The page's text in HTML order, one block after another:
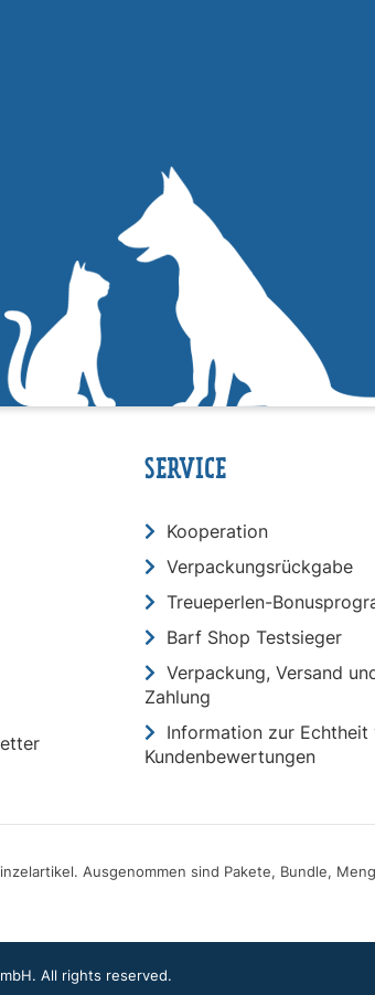
SERVICE
Kooperation
Verpackungsrückgabe
Treueperlen-
Barf Shop Testsieger
Verpackung, Versand
Zahlung
Information zur Echtheit
Kundenbewertungen
Ausgenommen sind Pakete, Bundle,
All rights reserved.